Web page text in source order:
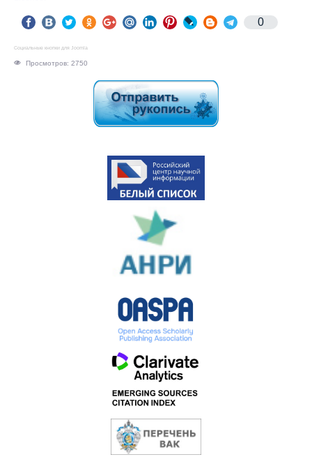
0
Социальные кнопки для Joomla
Просмотров: 2750